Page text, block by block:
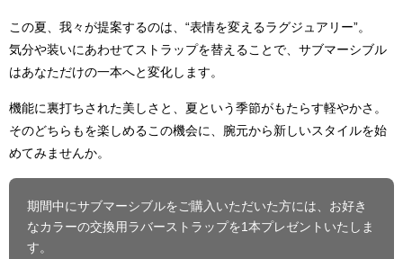
この夏、我々が提案するのは、“表情を変えるラグジュアリー”。
気分や装いにあわせてストラップを替えることで、サブマーシブル
はあなただけの一本へと変化します。
機能に裏打ちされた美しさと、夏という季節がもたらす軽やかさ。
そのどちらもを楽しめるこの機会に、腕元から新しいスタイルを始
めてみませんか。
期間中にサブマーシブルをご購入いただいた方には、お好き
なカラーの交換用ラバーストラップを1本プレゼントいたしま
す。